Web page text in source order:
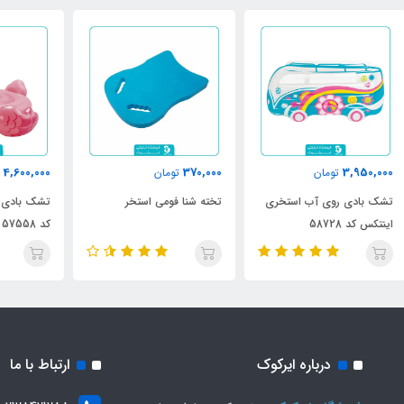
370,000
تخته شنا فومی استخر
4,600,000
تشک بادی فلامینگو اینتکس
درباره ایرکوک ارتباط با ما